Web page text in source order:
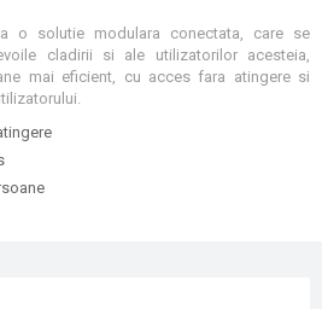
o solutie modulara conectata, care se
cladirii si ale utilizatorilor acesteia,
mai eficient, cu acces fara atingere si